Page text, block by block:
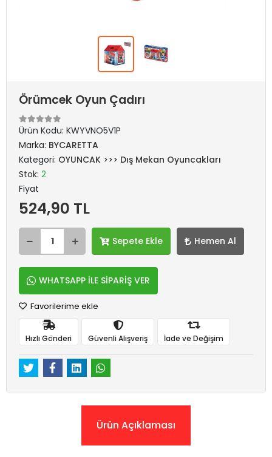
Örümcek Oyun Çadırı
Ürün Kodu: KWYVNO5V1P
Marka: BYCARETTA
Kategori: OYUNCAK >>> Dış Mekan Oyuncakları
Stok: 2
Fiyat
524,90 TL
Sepete Ekle Hemen Al
WHATSAPP İLE SİPARİŞ VER
Favorilerime ekle
Hızlı Gönderi Güvenli Alışveriş İade ve Değişim
Ürün Açıklaması